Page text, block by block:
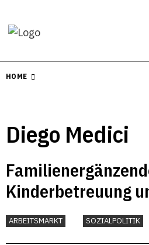
HOME
Diego Medici
Kinderbetreuung
Erwerbsverhalten
mit Kindern
ARBEITSMARKT SOZIALPOLITIK